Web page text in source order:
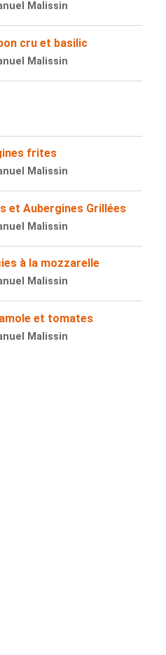
Malissin
cru et basilic
Malissin
frites
Malissin
et Aubergines Grillées
Malissin
à la mozzarelle
Malissin
et tomates
Malissin